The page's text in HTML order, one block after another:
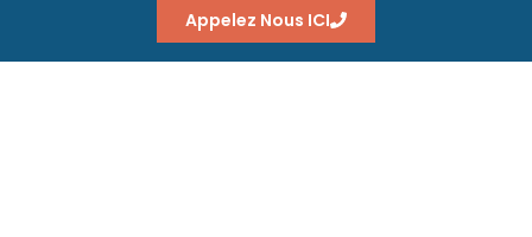
Appelez Nous ICI